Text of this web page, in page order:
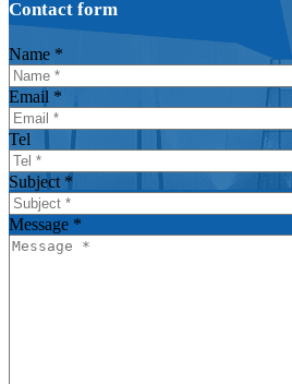
Contact form
Name *
Email *
Tel
Subject *
Message *